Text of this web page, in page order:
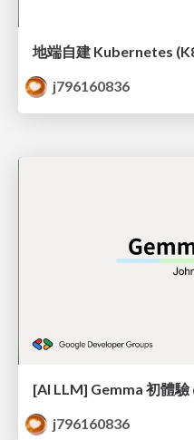
j796160836
j796160836